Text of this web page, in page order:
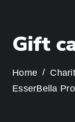
Gift c
Home
EsserBella